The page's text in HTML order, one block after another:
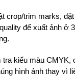
crop/trim marks,
để xuất ảnh ở
kiểu màu CMYK,
hình ảnh thay vì